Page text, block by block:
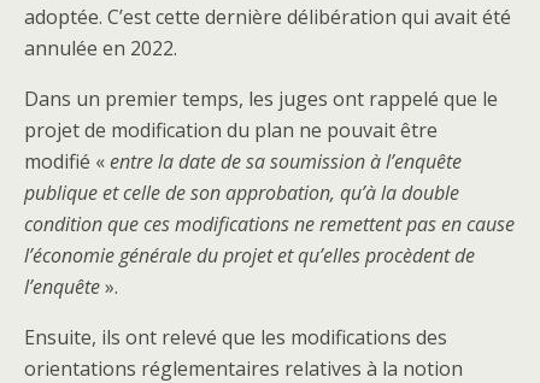
adoptée. C’est cette dernière délibération qui avait été
annulée en 2022.
Dans un premier temps, les juges ont rappelé que le
projet de modification du plan ne pouvait être
modifié «entre la date de sa soumission à l’enquête
publique et celle de son approbation, qu’à la double
condition que ces modifications ne remettent pas en cause
l’économie générale du projet et qu’elles procèdent de
l’enquête».
Ensuite, ils ont relevé que les modifications des
orientations réglementaires relatives à la notion